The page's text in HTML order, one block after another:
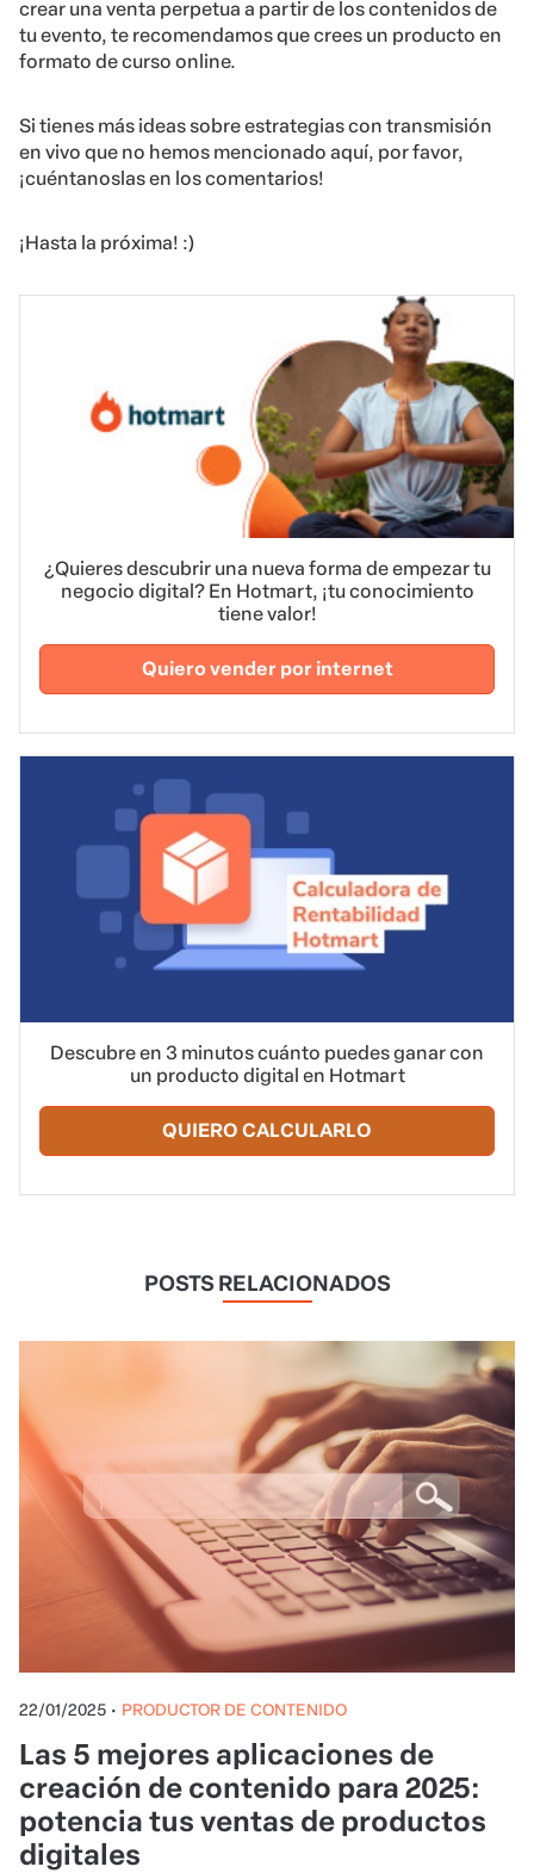
crear una venta perpetua a partir de los contenidos de
tu evento, te recomendamos que crees un producto en
formato de curso online.
Si tienes más ideas sobre estrategias con transmisión
en vivo que no hemos mencionado aquí, por favor,
¡cuéntanoslas en los comentarios!
¡Hasta la próxima! :)
¿Quieres descubrir una nueva forma de empezar tu
negocio digital? En Hotmart, ¡tu conocimiento
tiene valor!
Quiero vender por internet
Descubre en 3 minutos cuánto puedes ganar con
un producto digital en Hotmart
QUIERO CALCULARLO
POSTS RELACIONADOS
22/01/2025 • PRODUCTOR DE CONTENIDO
Las 5 mejores aplicaciones de
creación de contenido para 2025:
potencia tus ventas de productos
digitales